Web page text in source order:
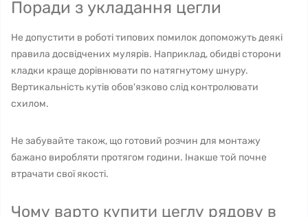
Поради з укладання цегли
Не допустити в роботі типових помилок допоможуть деякі
правила досвідчених мулярів. Наприклад, обидві сторони
кладки краще дорівнювати по натягнутому шнуру.
Вертикальність кутів обов'язково слід контролювати
схилом.
Не забувайте також, що готовий розчин для монтажу
бажано виробляти протягом години. Інакше той почне
втрачати свої якості.
Чому варто купити цеглу рядову в